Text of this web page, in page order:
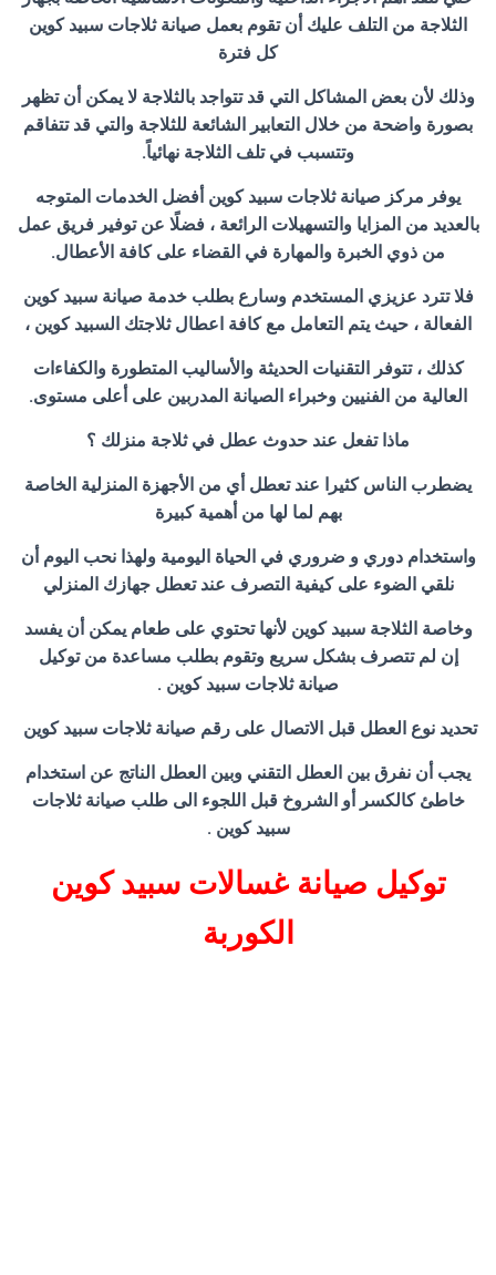
الثلاجة من التلف عليك أن تقوم بعمل صيانة ثلاجات سبيد كوين
كل فترة
وذلك لأن بعض المشاكل التي قد تتواجد بالثلاجة لا يمكن أن تظهر
بصورة واضحة من خلال التعابير الشائعة للثلاجة والتي قد تتفاقم
وتتسبب في تلف الثلاجة نهائياً.
يوفر مركز صيانة ثلاجات سبيد كوين أفضل الخدمات المتوجه
بالعديد من المزايا والتسهيلات الرائعة ، فضلًا عن توفير فريق عمل
من ذوي الخبرة والمهارة في القضاء على كافة الأعطال.
فلا تترد عزيزي المستخدم وسارع بطلب خدمة صيانة سبيد كوين
الفعالة ، حيث يتم التعامل مع كافة اعطال ثلاجتك السبيد كوين ،
كذلك ، تتوفر التقنيات الحديثة والأساليب المتطورة والكفاءات
العالية من الفنيين وخبراء الصيانة المدربين على أعلى مستوى.
ماذا تفعل عند حدوث عطل في ثلاجة منزلك ؟
يضطرب الناس كثيرا عند تعطل أي من الأجهزة المنزلية الخاصة
بهم لما لها من أهمية كبيرة
واستخدام دوري و ضروري في الحياة اليومية ولهذا نحب اليوم أن
نلقي الضوء على كيفية التصرف عند تعطل جهازك المنزلي
وخاصة الثلاجة سبيد كوين لأنها تحتوي على طعام يمكن أن يفسد
إن لم تتصرف بشكل سريع وتقوم بطلب مساعدة من توكيل
صيانة ثلاجات سبيد كوين .
تحديد نوع العطل قبل الاتصال على رقم صيانة ثلاجات سبيد كوين
يجب أن نفرق بين العطل التقني وبين العطل الناتج عن استخدام
خاطئ كالكسر أو الشروخ قبل اللجوء الى طلب صيانة ثلاجات
سبيد كوين .
توكيل صيانة غسالات سبيد كوين
الكوربة